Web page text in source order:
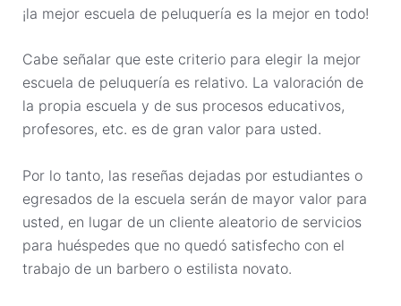
¡la mejor escuela de peluquería es la mejor en todo!
Cabe señalar que este criterio para elegir la mejor
escuela de peluquería es relativo. La valoración de
la propia escuela y de sus procesos educativos,
profesores, etc. es de gran valor para usted.
Por lo tanto, las reseñas dejadas por estudiantes o
egresados ​​de la escuela serán de mayor valor para
usted, en lugar de un cliente aleatorio de servicios
para huéspedes que no quedó satisfecho con el
trabajo de un barbero o estilista novato.